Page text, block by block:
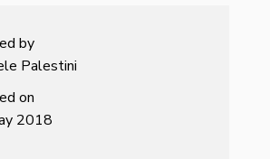
by
Palestini
on
2018